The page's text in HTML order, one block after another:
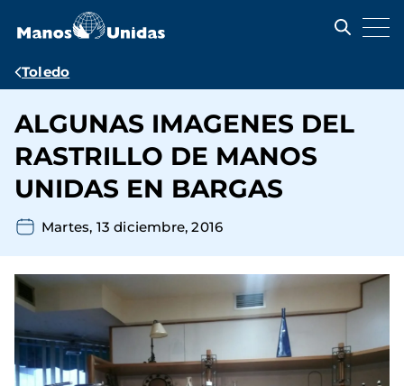
contenido
Ruta
navegación
Toledo
ALGUNAS IMAGENES DEL
RASTRILLO DE MANOS
UNIDAS EN BARGAS
Martes, 13 diciembre, 2016